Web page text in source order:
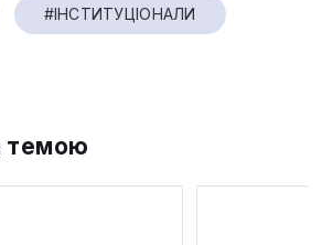
#ІНСТИТУЦІОНАЛИ
темою